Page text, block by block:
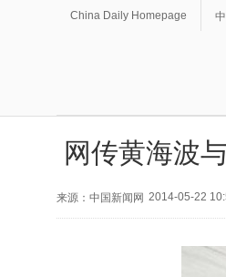
China Daily Homepage
网传黄海波
来源：中国新闻网 2014-05-22